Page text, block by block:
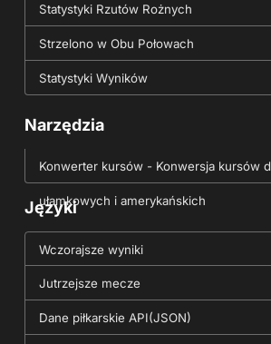
Statystyki Rzutów Rożnych
Strzelono w Obu Połowach
Statystyki Wyników
Narzędzia
Konwerter kursów - Konwersja kursów
ułamkowych i amerykańskich
Języki
Wczorajsze wyniki
Jutrzejsze mecze
Dane piłkarskie API(JSON)